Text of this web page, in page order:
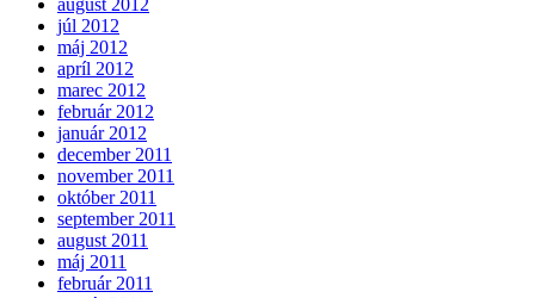
august 2012
júl 2012
máj 2012
apríl 2012
marec 2012
február 2012
január 2012
december 2011
november 2011
október 2011
september 2011
august 2011
máj 2011
február 2011